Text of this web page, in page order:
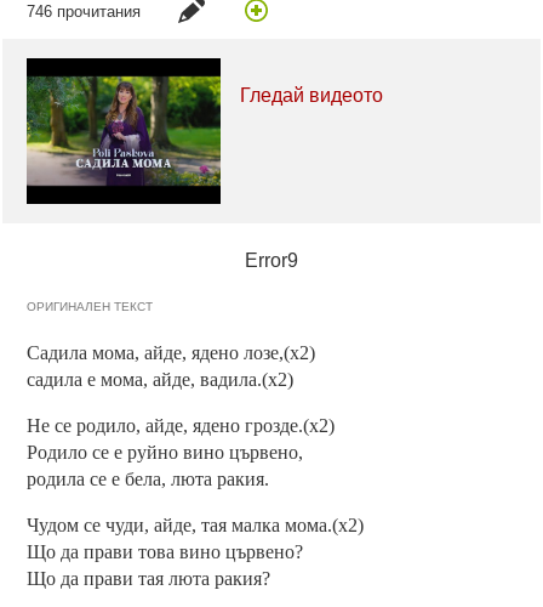
746 прочитания
Гледай видеото
Error9
ОРИГИНАЛЕН ТЕКСТ
Садила мома, айде, ядено лозе,(x2)
садила е мома, айде, вадила.(x2)
Не се родило, айде, ядено грозде.(x2)
Родило се е руйно вино цървено,
родила се е бела, люта ракия.
Чудом се чуди, айде, тая малка мома.(x2)
Що да прави това вино цървено?
Що да прави тая люта ракия?